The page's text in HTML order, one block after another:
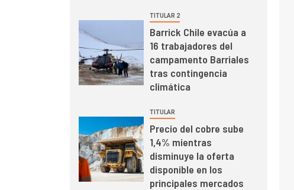
BHP proyecta
producción de cobre
cercana a 2 millones
de toneladas tras
récord en Escondida
7 I+D
Codelco reporta Ebitda
de US$ 6.670 millones
y mejora sus
indicadores financieros
TITULAR 2
Barrick Chile evacúa a
16 trabajadores del
campamento Barriales
tras contingencia
climática
TITULAR
Precio del cobre sube
1,4% mientras
disminuye la oferta
disponible en los
principales mercados